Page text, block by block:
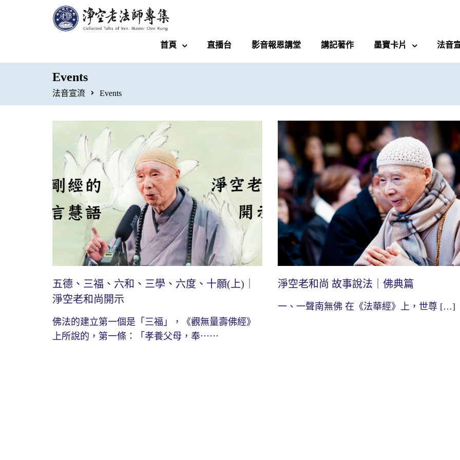
首頁 直播台 影音報恩講堂 講記著作 墨寶卡片 法音
Events
法音宣流 Events
五德、三福、六和、三學、六度、十願(上)｜
淨空老和尚開示
佛法的建立第一個是「三福」，《觀無量壽佛經》
上所說的，第一條：「孝養父母，奉⋯⋯
淨空老和尚 故事說法｜佛典篇
一、一聲南無佛 在《法華經》上，世尊 […]